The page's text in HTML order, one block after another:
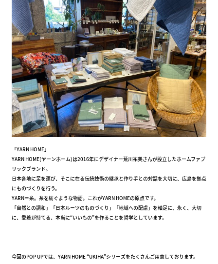
「YARN HOME」
YARN HOME(ヤーンホーム)は2016年にデザイナー荒川祐美さんが設立したホームファブ
リックブランド。
日本各地に足を運び、そこに在る伝統技術の継承と作り手との対話を大切に、広島を拠点
にものづくりを行う。
YARN＝糸。糸を紡ぐような物語。これがYARN HOMEの原点です。
「自然との調和」「日本ルーツのものづくり」「地域への配慮」を軸足に、永く、大切
に、愛着が持てる、本当に“いいもの”を作ることを哲学としています。
今回のPOP UPでは、YARN HOME “UKIHA”シリーズをたくさんご用意しております。